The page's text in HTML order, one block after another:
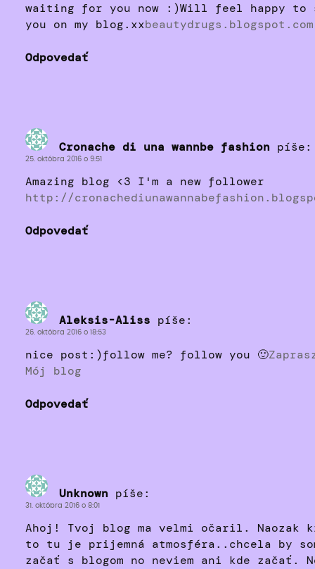
waiting for you now :)Will feel happy to
you on my blog.xxbeautydrugs.blogspot.com
Odpovedať
Cronache di una wannbe fashion píše:
25. októbra 2016 o 9:51
Amazing blog <3 I'm a new follower
http://
Odpovedať
Aleksis-Aliss píše:
26. októbra 2016 o 18:53
nice post:)follow me? follow you 🙂
Mój blog
Odpovedať
Unknown píše:
31. októbra 2016 o 8:01
Ahoj! Tvoj blog ma velmi očaril. Naozak
to tu je prijemná atmosféra..chcela by
začať s blogom no neviem ani kde začať.